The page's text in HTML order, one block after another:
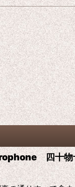
四十物